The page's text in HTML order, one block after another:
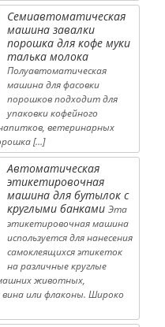
Семиавтоматическая
машина завалки
порошка для кофе муки
талька молока
Полуавтоматическая
машина для фасовки
порошков подходит для
упаковки кофейного
ветеринарных
[…]
Автоматическая
этикетировочная
машина для бутылок с
круглыми банками Эта
этикетировочная машина
используется для нанесения
самоклеящихся этикеток
на различные круглые
животных,
или флаконы. Широко